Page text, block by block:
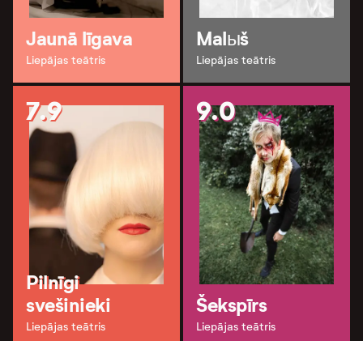
Jaunā līgava
Liepājas teātris
Malыš
Liepājas teātris
7.9
Pilnīgi
svešinieki
Liepājas teātris
9.0
Šekspīrs
Liepājas teātris